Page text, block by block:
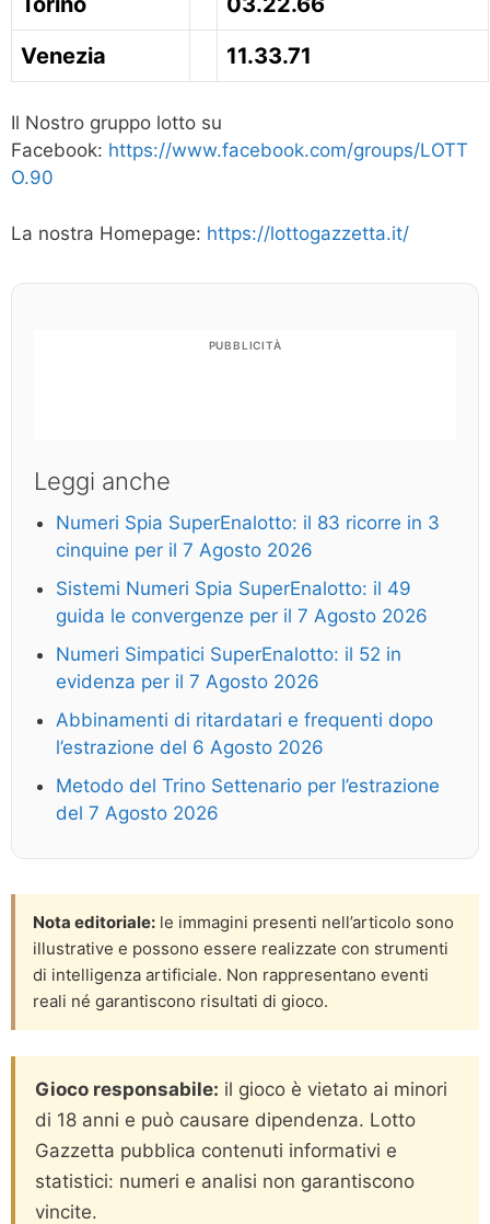
Venezia
11.33.71
Il Nostro gruppo lotto su
Facebook: https://www.facebook.com/groups/LOTT
O.90
La nostra Homepage: https://lottogazzetta.it/
PUBBLICITÀ
Leggi anche
Numeri Spia SuperEnalotto: il 83 ricorre in 3
cinquine per il 7 Agosto 2026
Sistemi Numeri Spia SuperEnalotto: il 49
guida le convergenze per il 7 Agosto 2026
Numeri Simpatici SuperEnalotto: il 52 in
evidenza per il 7 Agosto 2026
Abbinamenti di ritardatari e frequenti dopo
l’estrazione del 6 Agosto 2026
Metodo del Trino Settenario per l’estrazione
del 7 Agosto 2026
Nota editoriale: le immagini presenti nell’articolo sono
illustrative e possono essere realizzate con strumenti
di intelligenza artificiale. Non rappresentano eventi
reali né garantiscono risultati di gioco.
Gioco responsabile: il gioco è vietato ai minori
di 18 anni e può causare dipendenza. Lotto
Gazzetta pubblica contenuti informativi e
statistici: numeri e analisi non garantiscono
vincite.